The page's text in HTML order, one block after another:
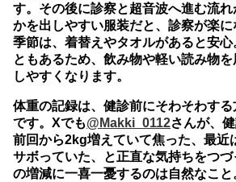
す。その後に診察と超音波へ進む流
かを出しやすい服装だと、診察が楽に
季節は、着替えやタオルがあると安心
ともあるため、飲み物や軽い読み物
しやすくなります。
体重の記録は、健診前にそわそわする
です。Xでも@Makki_0112さんが、
前回から2kg増えていて焦った、最近
サボっていた、と正直な気持ちをつ
の増減に一喜一憂するのは自然なこ